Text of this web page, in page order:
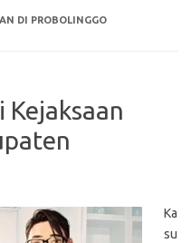
DI PROBOLINGGO
Kejaksaan
Ka
su